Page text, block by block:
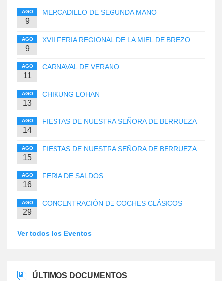
AGO
9
MERCADILLO DE SEGUNDA MANO
AGO
9
XVII FERIA REGIONAL DE LA MIEL DE BREZO
AGO
11
CARNAVAL DE VERANO
AGO
13
CHIKUNG LOHAN
AGO
14
FIESTAS DE NUESTRA SEÑORA DE BERRUEZA
AGO
15
FIESTAS DE NUESTRA SEÑORA DE BERRUEZA
AGO
16
FERIA DE SALDOS
AGO
29
CONCENTRACIÓN DE COCHES CLÁSICOS
Ver todos los Eventos
ÚLTIMOS DOCUMENTOS